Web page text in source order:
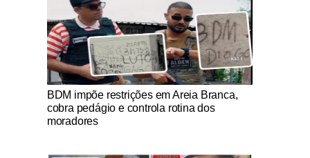
Notícias Católicas
BDM impõe restrições em Areia Branca,
cobra pedágio e controla rotina dos
moradores